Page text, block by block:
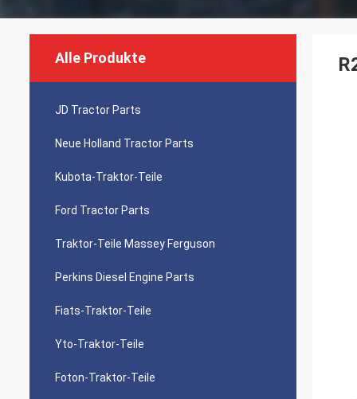
Alle Produkte
JD Tractor Parts
Neue Holland Tractor Parts
Kubota-Traktor-Teile
Ford Tractor Parts
Traktor-Teile Massey Ferguson
Perkins Diesel Engine Parts
Fiats-Traktor-Teile
Yto-Traktor-Teile
Foton-Traktor-Teile